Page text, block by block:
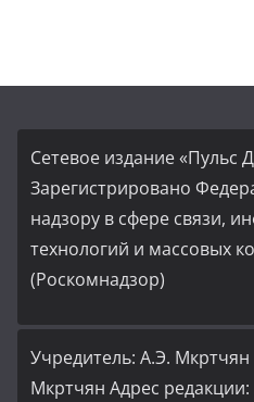
Сетевое издание «Пульс
Зарегистрировано
надзору в сфере связи,
технологий и массовых
(Роскомнадзор)
Учредитель: А.Э.
Мкртчян Адрес